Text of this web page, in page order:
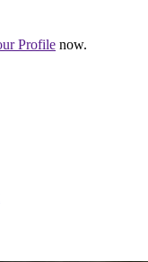
Profile now.